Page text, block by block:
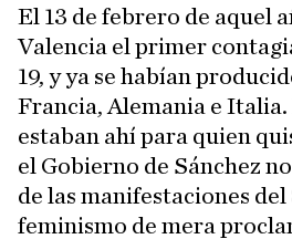
El 13 de febrero de aquel
Valencia el primer
19, y ya se habían
Francia, Alemania e Italia.
estaban ahí para quien
el Gobierno de Sánchez
de las manifestaciones del
feminismo de mera